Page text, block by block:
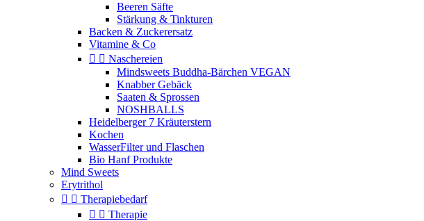
Beeren Säfte
Stärkung & Tinkturen
Backen & Zuckerersatz
Vitamine & Co
  Naschereien
Mindsweets Buddha-Bärchen VEGAN
Knabber Gebäck
Saaten & Sprossen
NOSHBALLS
Heidelberger 7 Kräuterstern
Kochen
WasserFilter und Flaschen
Bio Hanf Produkte
Mind Sweets
Erytrithol
  Therapiebedarf
  Therapie